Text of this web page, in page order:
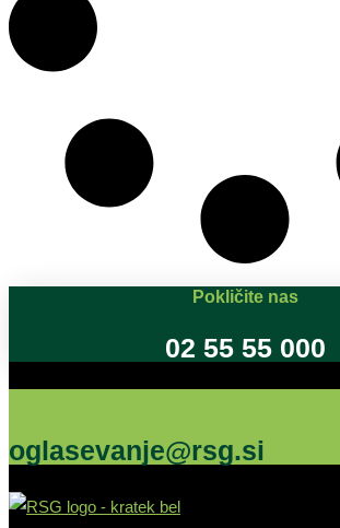
Pokličite nas
02 55 55 000
oglasevanje@rsg.si